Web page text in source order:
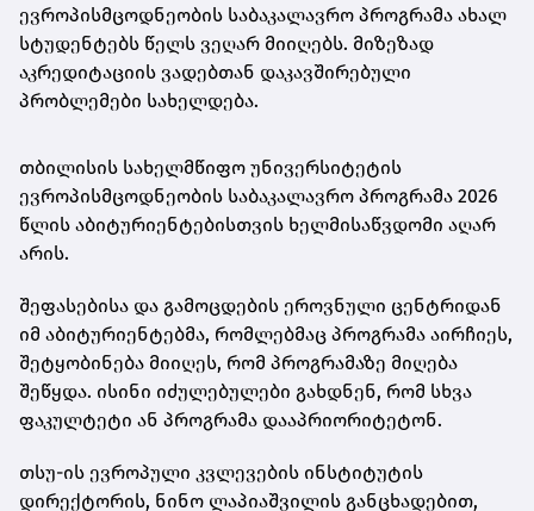
ევროპისმცოდნეობის საბაკალავრო პროგრამა ახალ
სტუდენტებს წელს ვეღარ მიიღებს. მიზეზად
აკრედიტაციის ვადებთან დაკავშირებული
პრობლემები სახელდება.
თბილისის სახელმწიფო უნივერსიტეტის
ევროპისმცოდნეობის საბაკალავრო პროგრამა 2026
წლის აბიტურიენტებისთვის ხელმისაწვდომი აღარ
არის.
შეფასებისა და გამოცდების ეროვნული ცენტრიდან
იმ აბიტურიენტებმა, რომლებმაც პროგრამა აირჩიეს,
შეტყობინება მიიღეს, რომ პროგრამაზე მიღება
შეწყდა. ისინი იძულებულები გახდნენ, რომ სხვა
ფაკულტეტი ან პროგრამა დააპრიორიტეტონ.
თსუ-ის ევროპული კვლევების ინსტიტუტის
დირექტორის, ნინო ლაპიაშვილის განცხადებით,